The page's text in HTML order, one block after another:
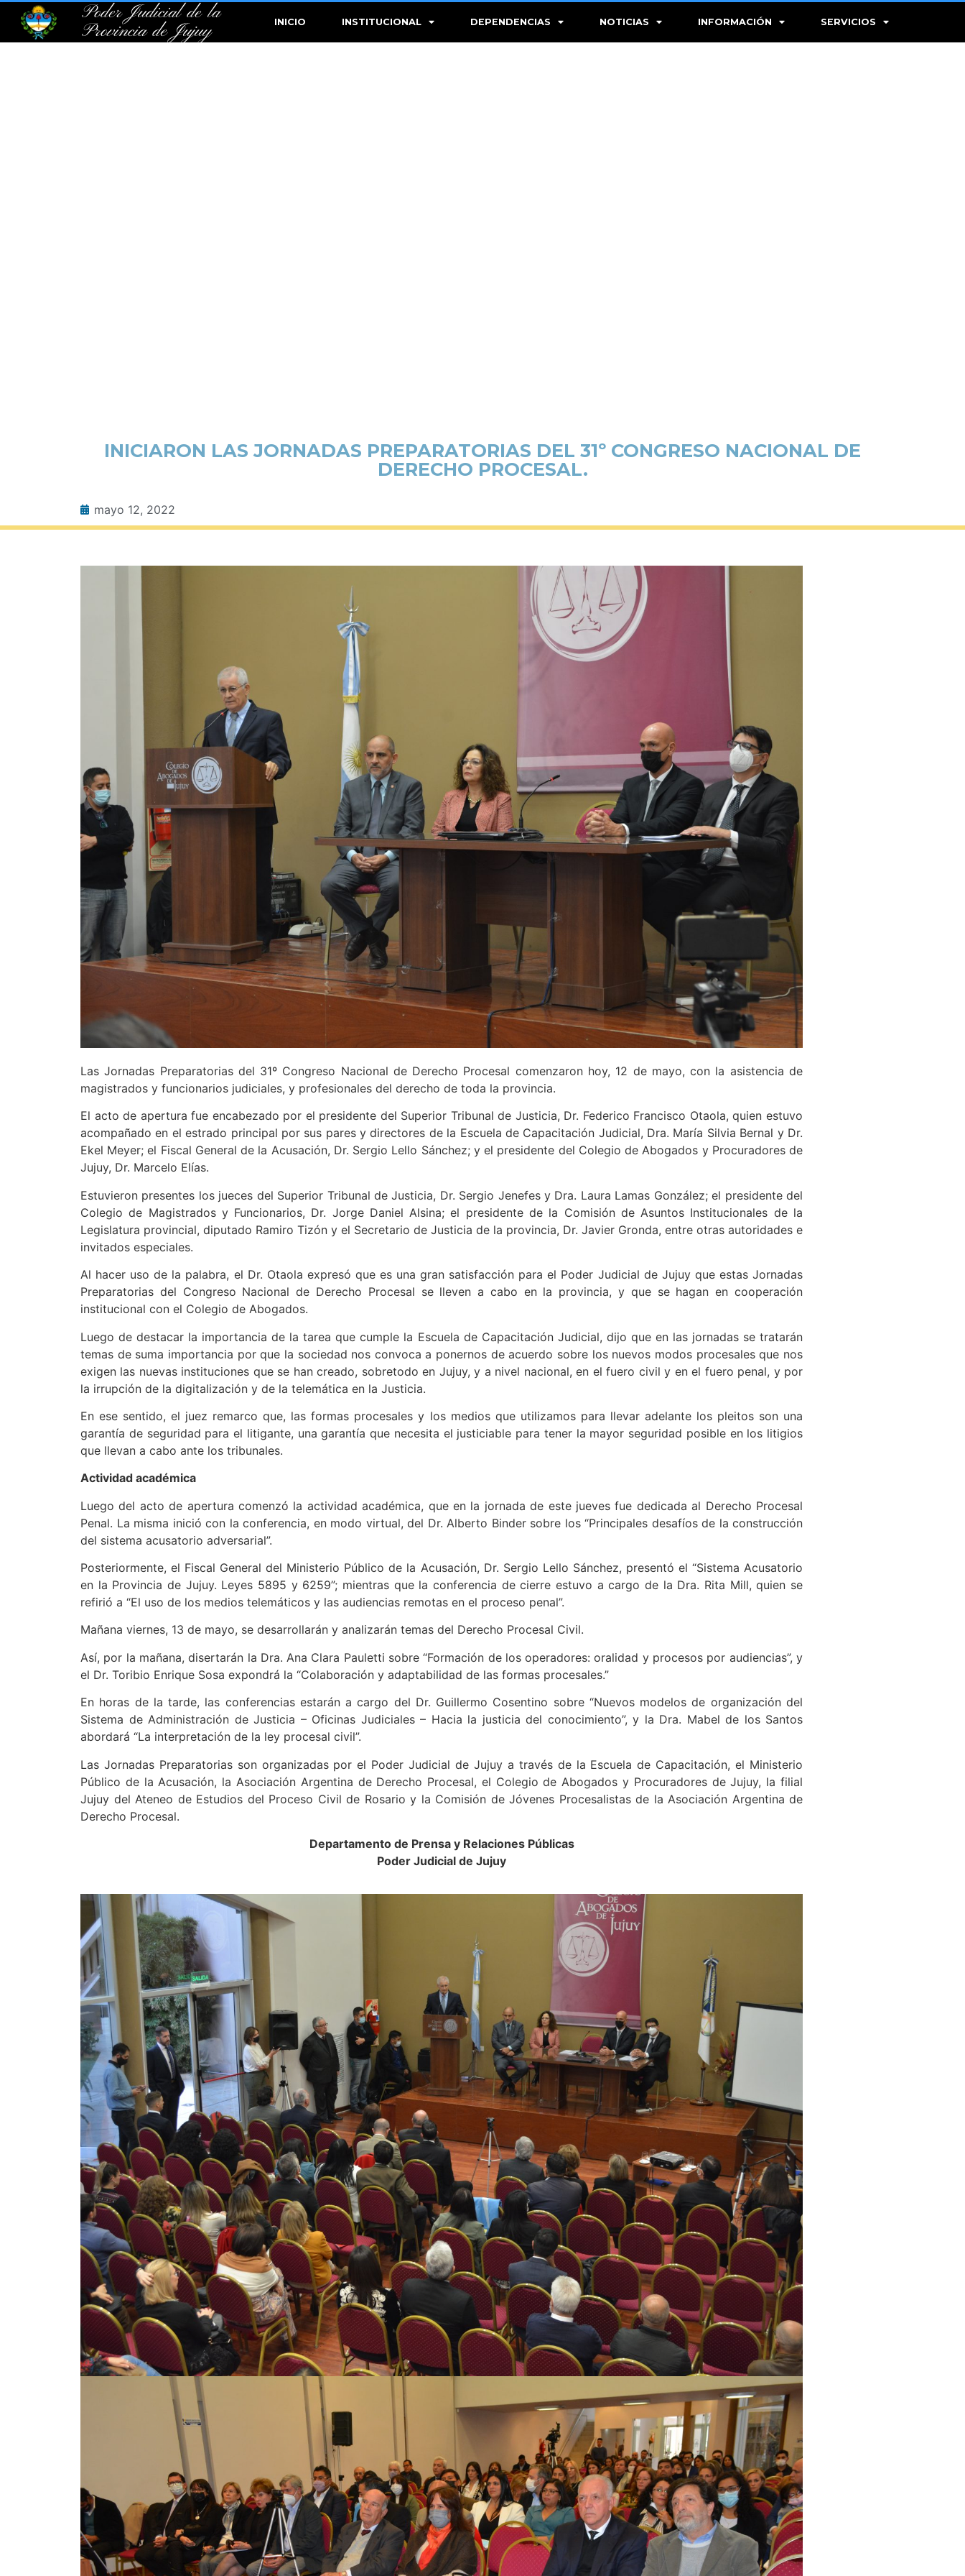
Poder Judicial de la
Provincia de Jujuy
INICIO INSTITUCIONAL DEPENDENCIAS NOTICIAS INFORMACIÓN SERVICIOS
INICIARON LAS JORNADAS PREPARATORIAS DEL 31º CONGRESO NACIONAL DE
DERECHO PROCESAL.
mayo 12, 2022
Las Jornadas Preparatorias del 31º Congreso Nacional de Derecho Procesal comenzaron hoy, 12 de mayo, con la asistencia de
magistrados y funcionarios judiciales, y profesionales del derecho de toda la provincia.
El acto de apertura fue encabezado por el presidente del Superior Tribunal de Justicia, Dr. Federico Francisco Otaola, quien estuvo
acompañado en el estrado principal por sus pares y directores de la Escuela de Capacitación Judicial, Dra. María Silvia Bernal y Dr.
Ekel Meyer; el Fiscal General de la Acusación, Dr. Sergio Lello Sánchez; y el presidente del Colegio de Abogados y Procuradores de
Jujuy, Dr. Marcelo Elías.
Estuvieron presentes los jueces del Superior Tribunal de Justicia, Dr. Sergio Jenefes y Dra. Laura Lamas González; el presidente del
Colegio de Magistrados y Funcionarios, Dr. Jorge Daniel Alsina; el presidente de la Comisión de Asuntos Institucionales de la
Legislatura provincial, diputado Ramiro Tizón y el Secretario de Justicia de la provincia, Dr. Javier Gronda, entre otras autoridades e
invitados especiales.
Al hacer uso de la palabra, el Dr. Otaola expresó que es una gran satisfacción para el Poder Judicial de Jujuy que estas Jornadas
Preparatorias del Congreso Nacional de Derecho Procesal se lleven a cabo en la provincia, y que se hagan en cooperación
institucional con el Colegio de Abogados.
Luego de destacar la importancia de la tarea que cumple la Escuela de Capacitación Judicial, dijo que en las jornadas se tratarán
temas de suma importancia por que la sociedad nos convoca a ponernos de acuerdo sobre los nuevos modos procesales que nos
exigen las nuevas instituciones que se han creado, sobretodo en Jujuy, y a nivel nacional, en el fuero civil y en el fuero penal, y por
la irrupción de la digitalización y de la telemática en la Justicia.
En ese sentido, el juez remarco que, las formas procesales y los medios que utilizamos para llevar adelante los pleitos son una
garantía de seguridad para el litigante, una garantía que necesita el justiciable para tener la mayor seguridad posible en los litigios
que llevan a cabo ante los tribunales.
Actividad académica
Luego del acto de apertura comenzó la actividad académica, que en la jornada de este jueves fue dedicada al Derecho Procesal
Penal. La misma inició con la conferencia, en modo virtual, del Dr. Alberto Binder sobre los “Principales desafíos de la construcción
del sistema acusatorio adversarial”.
Posteriormente, el Fiscal General del Ministerio Público de la Acusación, Dr. Sergio Lello Sánchez, presentó el “Sistema Acusatorio
en la Provincia de Jujuy. Leyes 5895 y 6259”; mientras que la conferencia de cierre estuvo a cargo de la Dra. Rita Mill, quien se
refirió a “El uso de los medios telemáticos y las audiencias remotas en el proceso penal”.
Mañana viernes, 13 de mayo, se desarrollarán y analizarán temas del Derecho Procesal Civil.
Así, por la mañana, disertarán la Dra. Ana Clara Pauletti sobre “Formación de los operadores: oralidad y procesos por audiencias”, y
el Dr. Toribio Enrique Sosa expondrá la “Colaboración y adaptabilidad de las formas procesales.”
En horas de la tarde, las conferencias estarán a cargo del Dr. Guillermo Cosentino sobre “Nuevos modelos de organización del
Sistema de Administración de Justicia – Oficinas Judiciales – Hacia la justicia del conocimiento”, y la Dra. Mabel de los Santos
abordará “La interpretación de la ley procesal civil”.
Las Jornadas Preparatorias son organizadas por el Poder Judicial de Jujuy a través de la Escuela de Capacitación, el Ministerio
Público de la Acusación, la Asociación Argentina de Derecho Procesal, el Colegio de Abogados y Procuradores de Jujuy, la filial
Jujuy del Ateneo de Estudios del Proceso Civil de Rosario y la Comisión de Jóvenes Procesalistas de la Asociación Argentina de
Derecho Procesal.
Departamento de Prensa y Relaciones Públicas
Poder Judicial de Jujuy